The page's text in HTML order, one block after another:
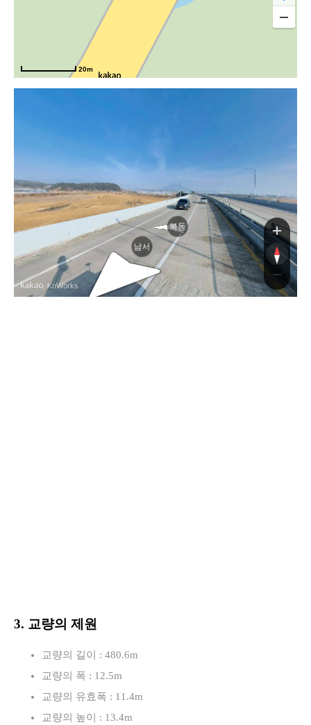
20m
서
남서
북동
, KnWorks
3. 교량의 제원
교량의 길이 : 480.6m
교량의 폭 : 12.5m
교량의 유효폭 : 11.4m
교량의 높이 : 13.4m